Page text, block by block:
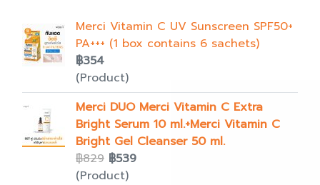
Merci Vitamin C UV Sunscreen SPF50+
PA+++ (1 box contains 6 sachets)
฿354
(Product)
Merci DUO Merci Vitamin C Extra
Bright Serum 10 ml.+Merci Vitamin C
Bright Gel Cleanser 50 ml.
฿829 ฿539
(Product)